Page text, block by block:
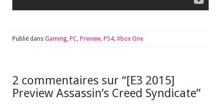
Publié dans Gaming, PC, Preview, PS4, Xbox One
2 commentaires sur “[E3 2015]
Preview Assassin’s Creed Syndicate”